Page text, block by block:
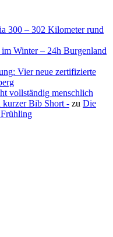
300 – 302 Kilometer rund
Winter – 24h Burgenland
Vier neue zertifizierte
vollständig menschlich
Bib Short - zu Die